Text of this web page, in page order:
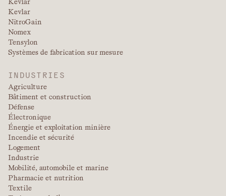
Kevlar
Kevlar
NitroGain
Nomex
Tensylon
Systèmes de fabrication sur mesure
INDUSTRIES
Agriculture
Bâtiment et construction
Défense
Électronique
Énergie et exploitation minière
Incendie et sécurité
Logement
Industrie
Mobilité, automobile et marine
Pharmacie et nutrition
Textile